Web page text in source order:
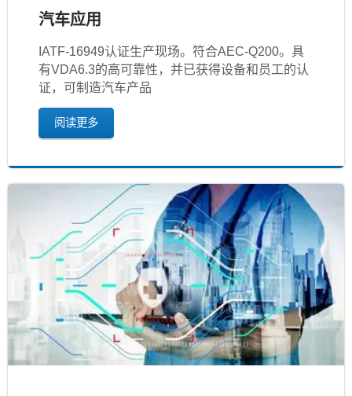
汽车应用
IATF‐16949认证生产现场。符合AEC-Q200。具
有VDA6.3的高可靠性，并已获得设备和员工的认
证，可制造汽车产品
阅读更多